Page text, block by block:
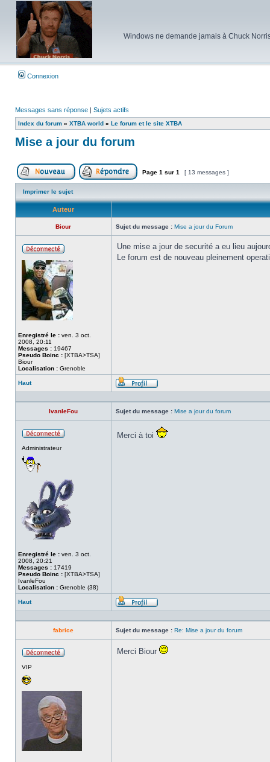
Windows ne demande jamais à Chuck
Connexion
Messages sans réponse | Sujets actifs
Index du forum » XTBA world » Le forum et le site XTBA
Mise a jour du forum
Poster un nouveau sujetRépondre au sujet
Page 1 sur 1 [ 13 messages ]
Imprimer le sujet
Auteur
Biour Sujet du message : Mise a jour du Forum
ligne
Enregistré le : ven. 3 oct.
2008, 20:11
Messages : 19467
Pseudo Boinc : [XTBA>TSA]
Biour
Localisation : Grenoble
Une mise a jour de securité a eu lieu
Le forum est de nouveau pleinement
Haut
Profil
IvanleFou Sujet du message : Mise a jour du forum
Administrateur
Enregistré le : ven. 3 oct.
2008, 20:21
Messages : 17419
Pseudo Boinc : [XTBA>TSA]
IvanleFou
Localisation : Grenoble (38)
Merci à toi
Haut
Profil
fabrice Sujet du message : Re: Mise a jour du forum
VIP
Merci Biour